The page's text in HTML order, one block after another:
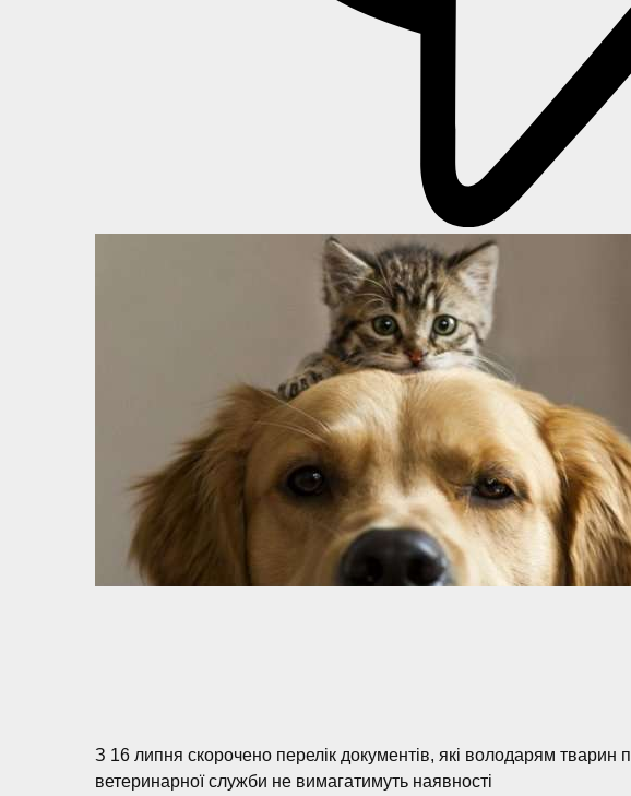
З 16 липня скорочено перелік документів, які володарям тварин
ветеринарної служби не вимагатимуть наявності